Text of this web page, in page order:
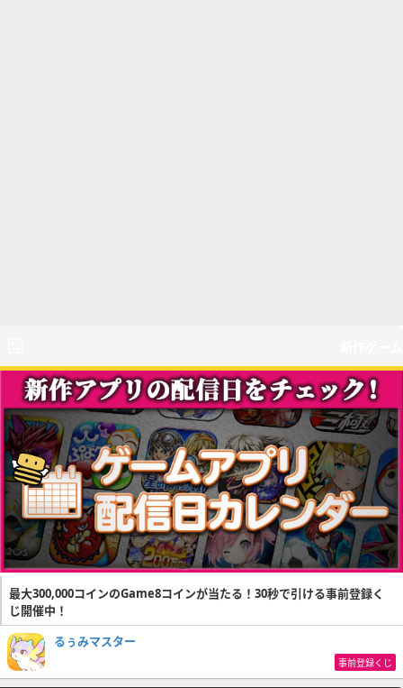
最大300,000コインのGame8コインが当たる！30秒で引ける事前登録く
じ開催中！
るぅみマスター
事前登録くじ